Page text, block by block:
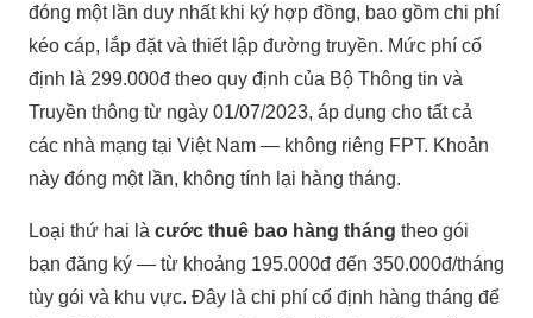
đóng một lần duy nhất khi ký hợp đồng, bao gồm chi phí
kéo cáp, lắp đặt và thiết lập đường truyền. Mức phí cố
định là 299.000đ theo quy định của Bộ Thông tin và
Truyền thông từ ngày 01/07/2023, áp dụng cho tất cả
các nhà mạng tại Việt Nam — không riêng FPT. Khoản
này đóng một lần, không tính lại hàng tháng.
Loại thứ hai là cước thuê bao hàng tháng theo gói
bạn đăng ký — từ khoảng 195.000đ đến 350.000đ/tháng
tùy gói và khu vực. Đây là chi phí cố định hàng tháng để